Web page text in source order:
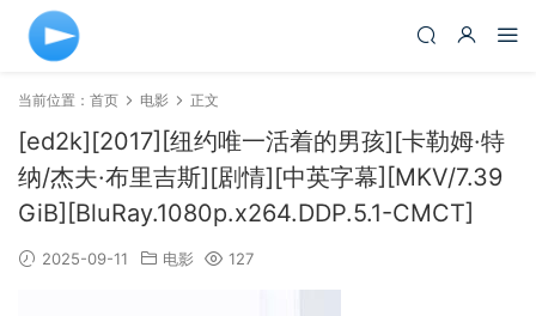
当前位置： 首页 电影 正文
[ed2k][2017][纽约唯一活着的男孩][卡勒姆·特
纳/杰夫·布里吉斯][剧情][中英字幕][MKV/7.39
GiB][BluRay.1080p.x264.DDP.5.1-CMCT]
2025-09-11 电影 127